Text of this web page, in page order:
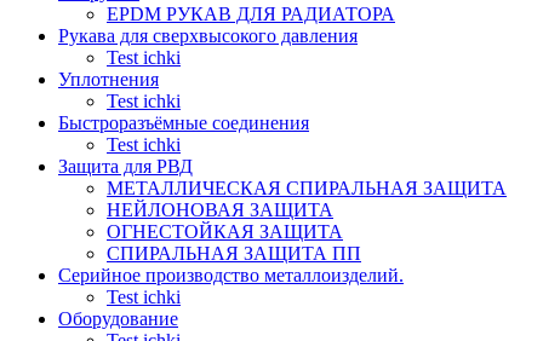
EPDM РУКАВ ДЛЯ РАДИАТОРА
Рукава для сверхвысокого давления
Test ichki
Уплотнения
Test ichki
Быстроразъёмные соединения
Test ichki
Защита для РВД
МЕТАЛЛИЧЕСКАЯ СПИРАЛЬНАЯ ЗАЩИТА
НЕЙЛОНОВАЯ ЗАЩИТА
ОГНЕСТОЙКАЯ ЗАЩИТА
СПИРАЛЬНАЯ ЗАЩИТА ПП
Серийное производство металлоизделий.
Test ichki
Оборудование